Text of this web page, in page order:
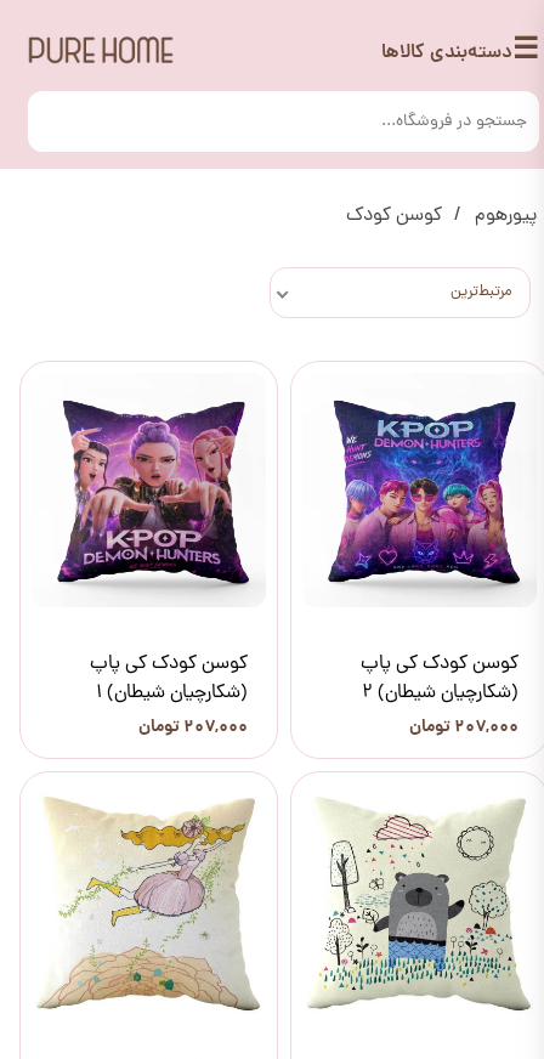
☰دسته‌بندی کالاها
پیورهوم کوسن کودک
مرتبط‌ترین
کوسن کودک کی پاپ
(شکارچیان شیطان) 2
۲۰۷,۰۰۰ تومان
کوسن کودک کی پاپ
(شکارچیان شیطان) 1
۲۰۷,۰۰۰ تومان